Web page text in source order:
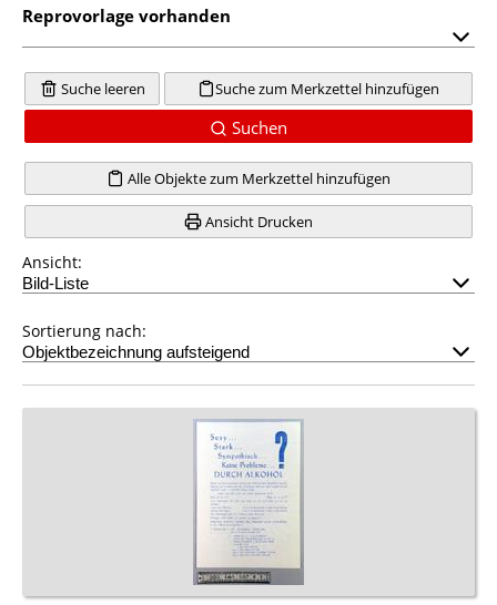
Reprovorlage vorhanden
Suche leeren Suche zum Merkzettel hinzufügen
Suchen
Alle Objekte zum Merkzettel hinzufügen
Ansicht Drucken
Ansicht:
Sortierung nach: